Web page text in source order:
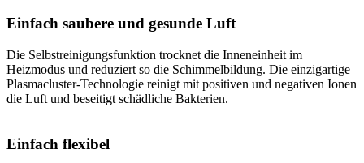
Einfach saubere und gesunde Luft
Die Selbstreinigungsfunktion trocknet die Inneneinheit im
Heizmodus und reduziert so die Schimmelbildung. Die einzigartige
Plasmacluster-Technologie reinigt mit positiven und negativen Ionen
die Luft und beseitigt schädliche Bakterien.
Einfach flexibel